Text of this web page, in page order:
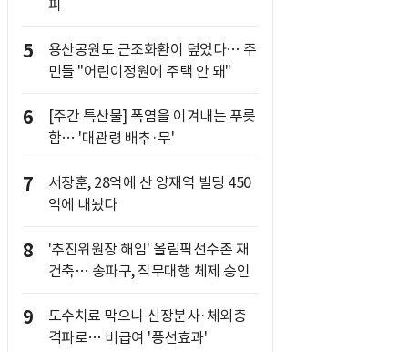
피
5
용산공원도 근조화환이 덮었다… 주
민들 "어린이정원에 주택 안 돼"
6
[주간 특산물] 폭염을 이겨내는 푸릇
함… '대관령 배추·무'
7
서장훈, 28억에 산 양재역 빌딩 450
억에 내놨다
8
'추진위원장 해임' 올림픽선수촌 재
건축… 송파구, 직무대행 체제 승인
9
도수치료 막으니 신장분사·체외충
격파로… 비급여 '풍선효과'